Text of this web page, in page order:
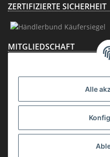
Alle
ZERTIFIZIERTE SICHERHEIT
MITGLIEDSCHAFT